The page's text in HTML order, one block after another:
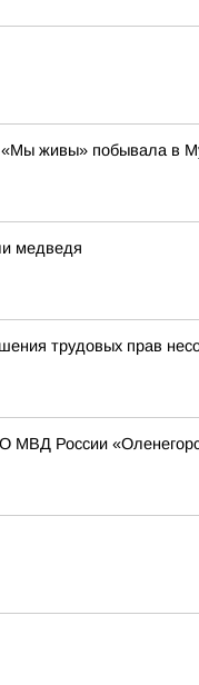
живы» побывала в
медведя
трудовых прав
России